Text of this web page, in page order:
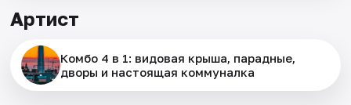
Артист
Комбо 4 в 1: видовая крыша, парадные,
дворы и настоящая коммуналка